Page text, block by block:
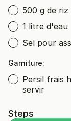
500 g de riz
1 litre d'eau
Sel pour
Garniture:
Persil frais
servir
Steps